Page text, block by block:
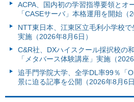
ACPA、国内初の学習指導要領とオ
「CASEサーバ」本格運用を開始（
NTT東日本、江東区立毛利小学校
実施（2026年8月6日）
C&R社、DXハイスクール採択校の
「メタバース体験講座」実施（2026
追手門学院大学、全学DL率99％「
景に迫る記事を公開（2026年8月6日